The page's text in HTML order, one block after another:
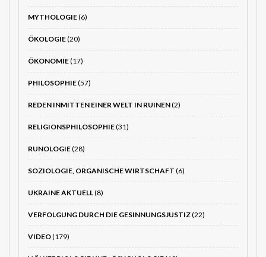
MYTHOLOGIE(6)
ÖKOLOGIE(20)
ÖKONOMIE(17)
PHILOSOPHIE(57)
REDEN INMITTEN EINER WELT IN RUINEN(2)
RELIGIONSPHILOSOPHIE(31)
RUNOLOGIE(28)
SOZIOLOGIE, ORGANISCHE WIRTSCHAFT (6)
UKRAINE AKTUELL(8)
VERFOLGUNG DURCH DIE GESINNUNGSJUSTIZ(22)
VIDEO(179)